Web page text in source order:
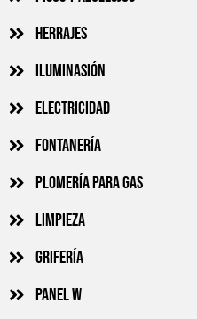
Herrajes
Iluminasión
Electricidad
Fontanería
Plomería para gas
Limpieza
Grifería
Panel w